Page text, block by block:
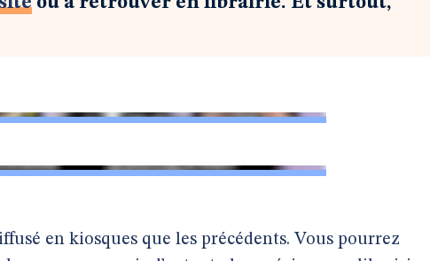
en kiosques que les précédents. Vous pourrez